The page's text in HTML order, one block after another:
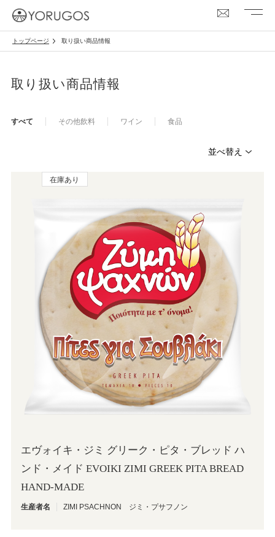
OINOS
トップページ 取り扱い商品情報
取り扱い商品情報
すべて その他飲料 ワイン 食品
在庫あり
エヴォイキ・ジミ グリーク・ピタ・ブレッド ハ
ンド・メイド EVOIKI ZIMI GREEK PITA BREAD
HAND-MADE
生産者名 ZIMI PSACHNON ジミ・プサフノン